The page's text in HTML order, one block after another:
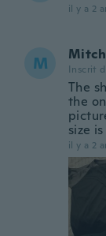
il y a 2
M Mitch
Inscrit
The
the
size
il y a 2